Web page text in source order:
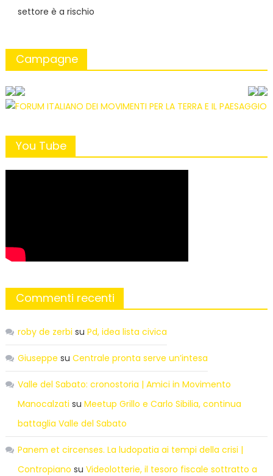
settore è a rischio
Campagne
You Tube
Commenti recenti
roby de zerbi su Pd, idea lista civica
Giuseppe su Centrale pronta serve un’intesa
Valle del Sabato: cronostoria | Amici in Movimento
Manocalzati su Meetup Grillo e Carlo Sibilia, continua
battaglia Valle del Sabato
Panem et circenses. La ludopatia ai tempi della crisi |
Contropiano su Videolotterie, il tesoro fiscale sottratto a